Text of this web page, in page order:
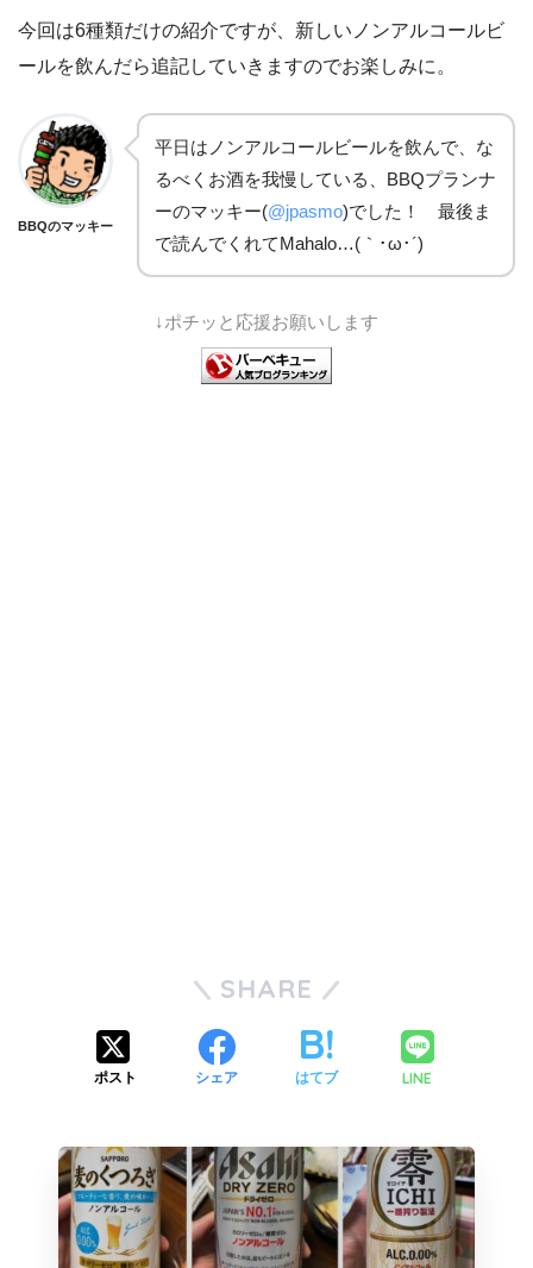
今回は6種類だけの紹介ですが、新しいノンアルコールビ
ールを飲んだら追記していきますのでお楽しみに。
BBQのマッキー
平日はノンアルコールビールを飲んで、な
るべくお酒を我慢している、BBQプランナ
ーのマッキー(@jpasmo)でした！ 最後ま
で読んでくれてMahalo…(｀･ω･´)ゞ
↓ポチッと応援お願いします
SHARE
ポスト シェア はてブ LINE